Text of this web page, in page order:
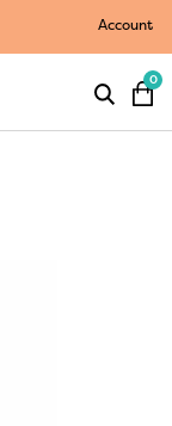
Account
0